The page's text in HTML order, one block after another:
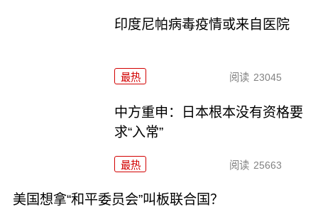
印度尼帕病毒疫情或来自医院
最热 阅读 23045
中方重申：日本根本没有资格要
求“入常”
最热 阅读 25663
美国想拿“和平委员会”叫板联合国？